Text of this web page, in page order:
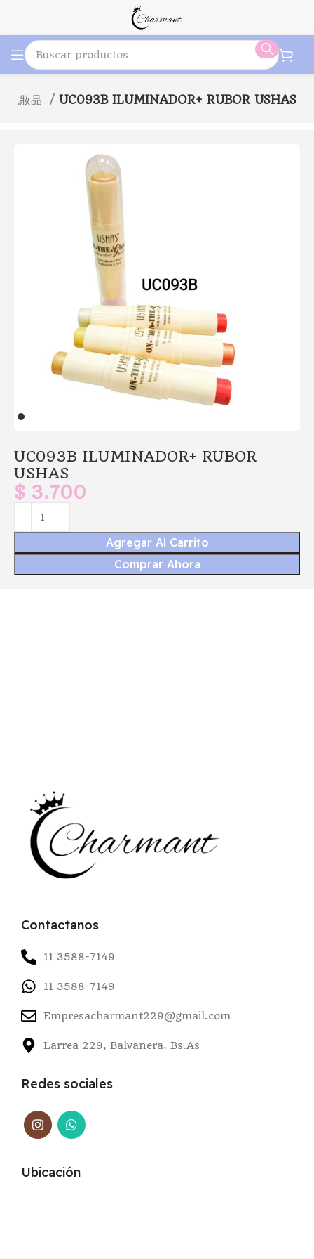
妝品 UC093B ILUMINADOR+ RUBOR USHAS
UC093B ILUMINADOR+ RUBOR
USHAS
$ 3.700
Agregar Al Carrito
Comprar Ahora
Contactanos
11 3588-7149
11 3588-7149
Empresacharmant229@gmail.com
Larrea 229, Balvanera, Bs.As
Redes sociales
Ubicación